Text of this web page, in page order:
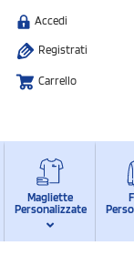
Accedi
Registrati
Carrello
Magliette
Personalizzate